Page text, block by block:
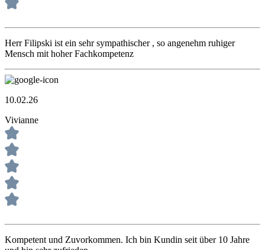
Herr Filipski ist ein sehr sympathischer , so angenehm ruhiger
Mensch mit hoher Fachkompetenz
10.02.26
Vivianne
Kompetent und Zuvorkommen. Ich bin Kundin seit über 10 Jahre